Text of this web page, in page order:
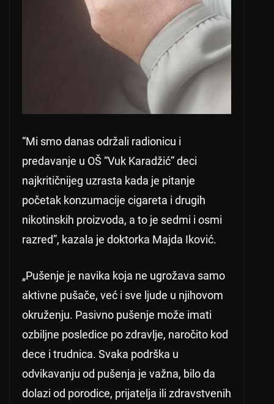
“Mi smo danas održali radionicu i
predavanje u OŠ “Vuk Karadžić” deci
najkritičnijeg uzrasta kada je pitanje
početak konzumacije cigareta i drugih
nikotinskih proizvoda, a to je sedmi i osmi
razred”, kazala je doktorka Majda Iković.
„Pušenje je navika koja ne ugrožava samo
aktivne pušače, već i sve ljude u njihovom
okruženju. Pasivno pušenje može imati
ozbiljne posledice po zdravlje, naročito kod
dece i trudnica. Svaka podrška u
odvikavanju od pušenja je važna, bilo da
dolazi od porodice, prijatelja ili zdravstvenih